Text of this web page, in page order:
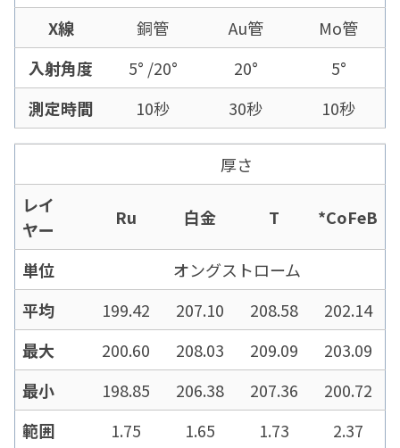
X線 銅管 Au管
Mo管
入射角度
5° /20° 20°
5°
測定時間
10秒 30秒 10秒
厚さ
レイ
ヤー
Ru 白金 T *CoFeB
単位
オングストローム
平均
199.42 207.10 208.58
202.14
最大
200.60 208.03 209.09
203.09
最小
198.85 206.38 207.36
200.72
範囲
1.75 1.65 1.73
2.37